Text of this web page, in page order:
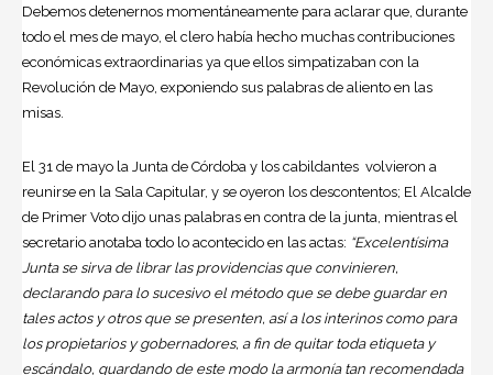
Debemos detenernos momentáneamente para aclarar que, durante
todo el mes de mayo, el clero había hecho muchas contribuciones
económicas extraordinarias ya que ellos simpatizaban con la
Revolución de Mayo, exponiendo sus palabras de aliento en las
misas.
El 31 de mayo la Junta de Córdoba y los cabildantes volvieron a
reunirse en la Sala Capitular, y se oyeron los descontentos; El Alcalde
de Primer Voto dijo unas palabras en contra de la junta, mientras el
secretario anotaba todo lo acontecido en las actas: “Excelentísima
Junta se sirva de librar las providencias que convinieren,
declarando para lo sucesivo el método que se debe guardar en
tales actos y otros que se presenten, así a los interinos como para
los propietarios y gobernadores, a fin de quitar toda etiqueta y
escándalo, guardando de este modo la armonía tan recomendada